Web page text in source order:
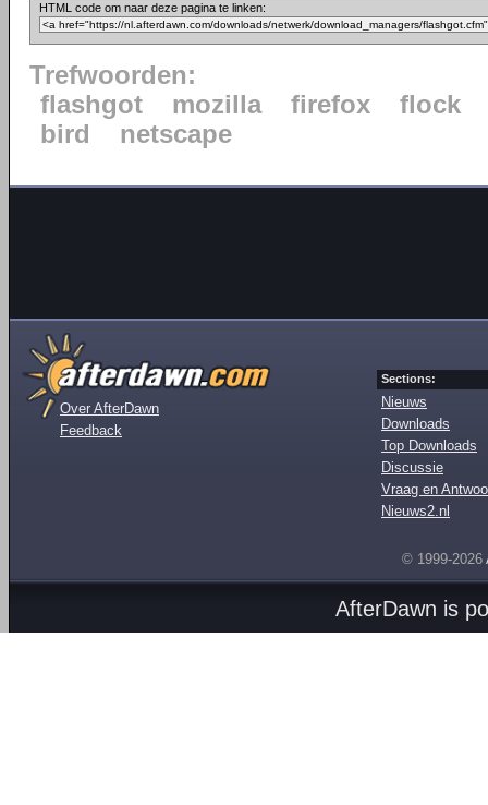
HTML code om naar deze pagina te linken:
Trefwoorden:
flashgot
mozilla firefox
flock
bird
netscape
Over AfterDawn
Feedback
Sections:
Nieuws
Downloads
Top Downloads
Discussie
Vraag en
Nieuws2.nl
© 1999-2026
AfterDawn is